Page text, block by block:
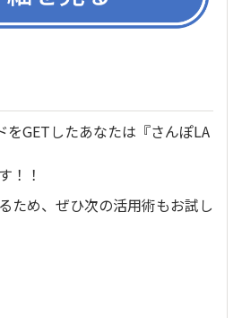
GETしたあなたは『さんぽLA
！！
ため、ぜひ次の活用術もお試し